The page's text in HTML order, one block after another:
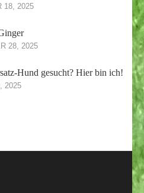
18, 2025
28, 2025
Hund gesucht? Hier bin ich!
2025